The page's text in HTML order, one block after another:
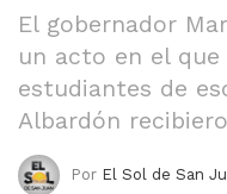
El gobernador
un acto en el que
estudiantes de
Albardón
Por El Sol de San